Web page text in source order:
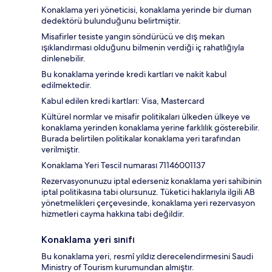
Konaklama yeri yöneticisi, konaklama yerinde bir duman
dedektörü bulunduğunu belirtmiştir.
Misafirler tesiste yangın söndürücü ve dış mekan
ışıklandırması olduğunu bilmenin verdiği iç rahatlığıyla
dinlenebilir.
Bu konaklama yerinde kredi kartları ve nakit kabul
edilmektedir.
Kabul edilen kredi kartları: Visa, Mastercard
Kültürel normlar ve misafir politikaları ülkeden ülkeye ve
konaklama yerinden konaklama yerine farklılık gösterebilir.
Burada belirtilen politikalar konaklama yeri tarafından
verilmiştir.
Konaklama Yeri Tescil numarası 71146001137
Rezervasyonunuzu iptal ederseniz konaklama yeri sahibinin
iptal politikasına tabi olursunuz. Tüketici haklarıyla ilgili AB
yönetmelikleri çerçevesinde, konaklama yeri rezervasyon
hizmetleri cayma hakkına tabi değildir.
Konaklama yeri sınıfı
Bu konaklama yeri, resmî yıldız derecelendirmesini Saudi
Ministry of Tourism kurumundan almıştır.